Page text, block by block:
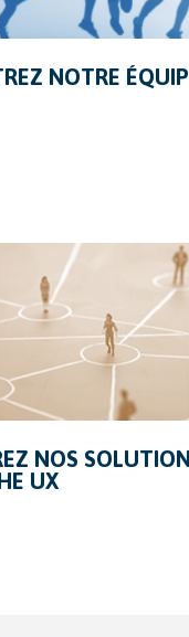
NOTRE
NOS
UX